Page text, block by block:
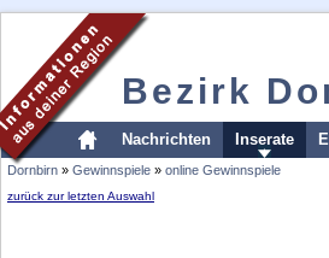
Bezirk
Nachrichten Inserate
Dornbirn » Gewinnspiele » online Gewinnspiele
zurück zur letzten Auswahl